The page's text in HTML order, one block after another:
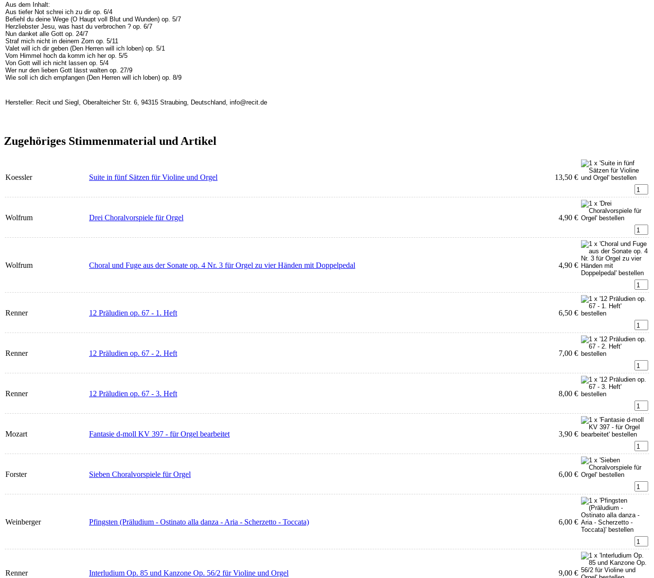
Aus dem Inhalt:
Aus tiefer Not schrei ich zu dir op. 6/4
Befiehl du deine Wege (O Haupt voll Blut und Wunden) op. 5/7
Herzliebster Jesu, was hast du verbrochen ? op. 6/7
Nun danket alle Gott op. 24/7
Straf mich nicht in deinem Zorn op. 5/11
Valet will ich dir geben (Den Herren will ich loben) op. 5/1
Vom Himmel hoch da komm ich her op. 5/5
Von Gott will ich nicht lassen op. 5/4
Wer nur den lieben Gott lässt walten op. 27/9
Wie soll ich dich empfangen (Den Herren will ich loben) op. 8/9
Hersteller: Recit und Siegl, Oberalteicher Str. 6, 94315 Straubing, Deutschland, info@recit.de
Zugehöriges Stimmenmaterial und Artikel
Koessler Suite in fünf Sätzen für Violine und Orgel 13,50 €
Wolfrum Drei Choralvorspiele für Orgel 4,90 €
Wolfrum Choral und Fuge aus der Sonate op. 4 Nr. 3 für Orgel zu vier Händen mit Doppelpedal 4,90 €
Renner 12 Präludien op. 67 - 1. Heft 6,50 €
Renner 12 Präludien op. 67 - 2. Heft 7,00 €
Renner 12 Präludien op. 67 - 3. Heft 8,00 €
Mozart Fantasie d-moll KV 397 - für Orgel bearbeitet 3,90 €
Forster Sieben Choralvorspiele für Orgel 6,00 €
Weinberger Pfingsten (Präludium - Ostinato alla danza - Aria - Scherzetto - Toccata) 6,00 €
Renner Interludium Op. 85 und Kanzone Op. 56/2 für Violine und Orgel 9,00 €